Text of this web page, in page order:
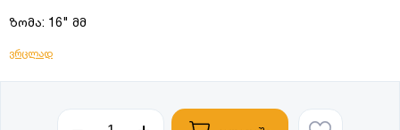
ზომა: 16" მმ
ვრცლად